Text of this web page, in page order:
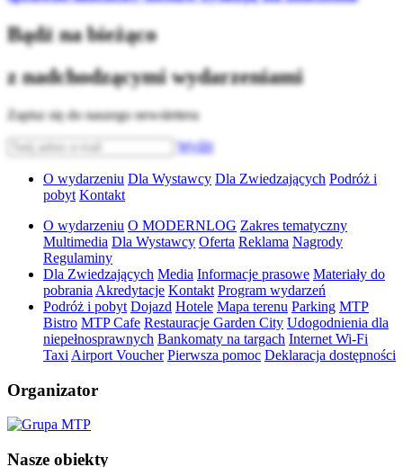
Bądź na bieżąco
z nadchodzącymi wydarzeniami
Zapisz się do naszego newslettera
Wyślij
O wydarzeniu Dla Wystawcy Dla Zwiedzających Podróż i
pobyt Kontakt
O wydarzeniu O MODERNLOG Zakres tematyczny
Multimedia Dla Wystawcy Oferta Reklama Nagrody
Regulaminy
Dla Zwiedzających Media Informacje prasowe Materiały do
pobrania Akredytacje Kontakt Program wydarzeń
Podróż i pobyt Dojazd Hotele Mapa terenu Parking MTP
Bistro MTP Cafe Restauracje Garden City Udogodnienia dla
niepełnosprawnych Bankomaty na targach Internet Wi-Fi
Taxi Airport Voucher Pierwsza pomoc Deklaracja dostępności
Organizator
Nasze obiekty